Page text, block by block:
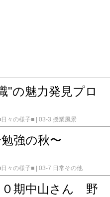
"の魅力発見プロ
々の様子■ 03-3 授業風景
強の秋〜
々の様子■ 03-7 日常その他
０期中山さん 野